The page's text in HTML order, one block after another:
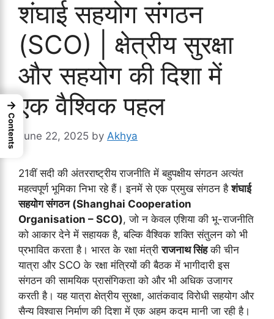
शंघाई सहयोग संगठन
(SCO) | क्षेत्रीय सुरक्षा
और सहयोग की दिशा में
एक वैश्विक पहल
June 22, 2025 by Akhya
21वीं सदी की अंतरराष्ट्रीय राजनीति में बहुपक्षीय संगठन अत्यंत
महत्वपूर्ण भूमिका निभा रहे हैं। इनमें से एक प्रमुख संगठन हैशंघाई
सहयोग संगठन (Shanghai Cooperation
Organisation – SCO), जो न केवल एशिया की भू-राजनीति
को आकार देने में सहायक है, बल्कि वैश्विक शक्ति संतुलन को भी
प्रभावित करता है। भारत के रक्षा मंत्रीराजनाथ सिंहकी चीन
यात्रा और SCO के रक्षा मंत्रियों की बैठक में भागीदारी इस
संगठन की सामयिक प्रासंगिकता को और भी अधिक उजागर
करती है। यह यात्रा क्षेत्रीय सुरक्षा, आतंकवाद विरोधी सहयोग और
सैन्य विश्वास निर्माण की दिशा में एक अहम कदम मानी जा रही है।
→
Contents